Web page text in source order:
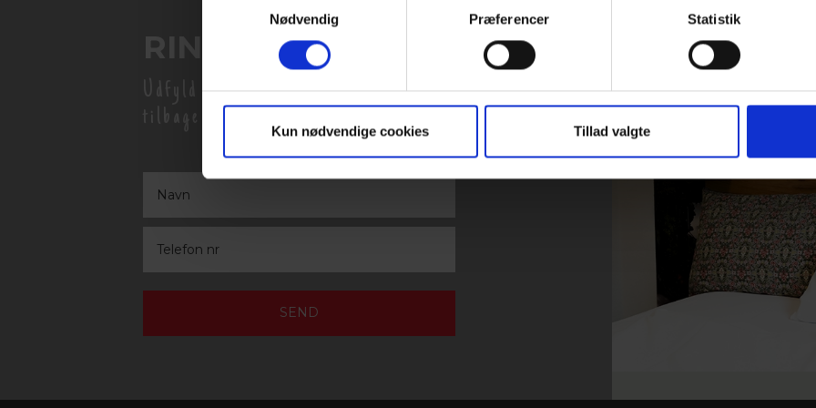
Nødvendig
Præferencer Statistik
Kun nødvendige cookies Tillad valgte
RING MIG OP
Udfyld formularen så vender vi
tilbage hurtigst muligt